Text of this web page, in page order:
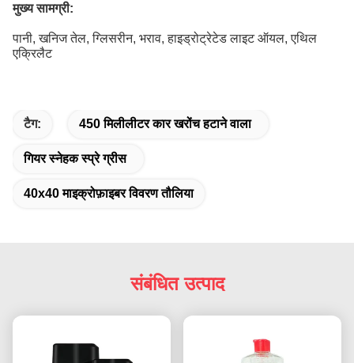
मुख्य सामग्री:
पानी, खनिज तेल, ग्लिसरीन, भराव, हाइड्रोट्रेटेड लाइट ऑयल, एथिल
एक्रिलैट
टैग: 450 मिलीलीटर कार खरोंच हटाने वाला
गियर स्नेहक स्प्रे ग्रीस
40x40 माइक्रोफ़ाइबर विवरण तौलिया
संबंधित उत्पाद